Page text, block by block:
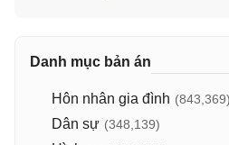
Danh mục bản án
Hôn nhân gia đình (843,369)
Dân sự (348,139)